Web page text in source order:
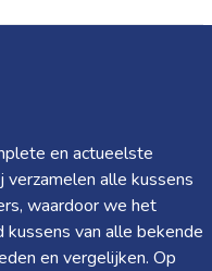
en actueelste
alle kussens
waardoor we het
van alle bekende
en vergelijken. Op